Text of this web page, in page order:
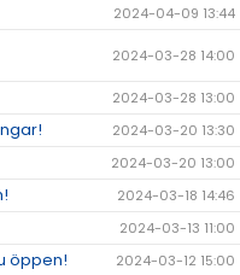
2024-04-09 13:44
2024-03-28 14:00
2024-03-28 13:00
2024-03-20 13:30
2024-03-20 13:00
2024-03-18 14:46
2024-03-13 11:00
öppen! 2024-03-12 15:00